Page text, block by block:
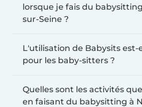
lorsque je fais du
sur-Seine ?
L'utilisation de Babysits est-
pour les baby-sitters ?
Quelles sont les activités
en faisant du babysitting à